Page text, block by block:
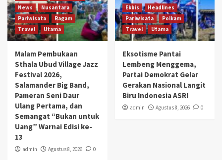
News
Nusantara
Pariwisata
Ragam
Travel
Utama
Malam Pembukaan
Sthala Ubud Village Jazz
Festival 2026,
Salamander Big Band,
Pameran Seni Daur
Ulang Pertama, dan
Semangat “Bukan untuk
Uang” Warnai Edisi ke-
13
admin Agustus 8, 2026 0
Ekbis
Headlines
Pariwisata
Polkam
Travel
Utama
Eksotisme Pantai
Lembeng Menggema,
Partai Demokrat Gelar
Gerakan Nasional Langit
Biru Indonesia ASRI
admin Agustus 8, 2026 0